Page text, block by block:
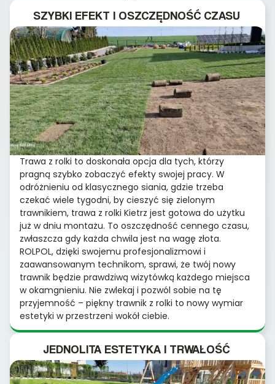
SZYBKI EFEKT I OSZCZĘDNOŚĆ CZASU
Trawa z rolki to doskonała opcja dla tych, którzy
pragną szybko zobaczyć efekty swojej pracy. W
odróżnieniu od klasycznego siania, gdzie trzeba
czekać wiele tygodni, by cieszyć się zielonym
trawnikiem, trawa z rolki Kietrz jest gotowa do użytku
już w dniu montażu. To oszczędność cennego czasu,
zwłaszcza gdy każda chwila jest na wagę złota.
ROLPOL, dzięki swojemu profesjonalizmowi i
zaawansowanym technikom, sprawi, że twój nowy
trawnik będzie prawdziwą wizytówką każdego miejsca
w okamgnieniu. Nie zwlekaj i pozwól sobie na tę
przyjemność – piękny trawnik z rolki to nowy wymiar
estetyki w przestrzeni wokół ciebie.
JEDNOLITA ESTETYKA I TRWAŁOŚĆ